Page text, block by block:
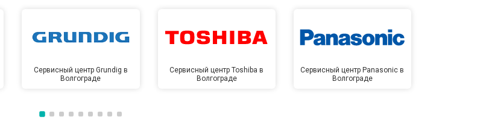
Сервисный центр Grundig в
Волгограде
Сервисный центр Toshiba в
Волгограде
Сервисный центр Panasonic в
Волгограде